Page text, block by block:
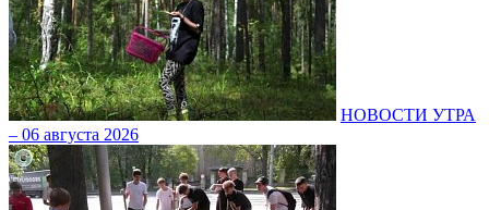
НОВОСТИ УТРА
– 06 августа 2026